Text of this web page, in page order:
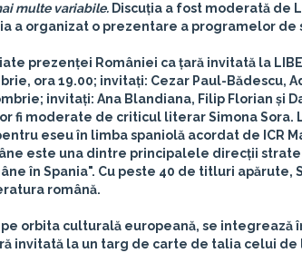
multe variabile. Discuția a fost moderată de
a organizat o prezentare a programelor
prezenței României ca țară invitată la
ora 19.00; invitați: Cezar Paul-Bădescu,
invitați: Ana Blandiana, Filip Florian și
fi moderate de criticul literarSimona Sora.
eseu în limba spaniolă acordat de ICR
este una dintre principalele direcții
în Spania". Cu peste 40 de titluri
română.
pe orbita culturală europeană, se
invitată la un targ de carte de talia celui de